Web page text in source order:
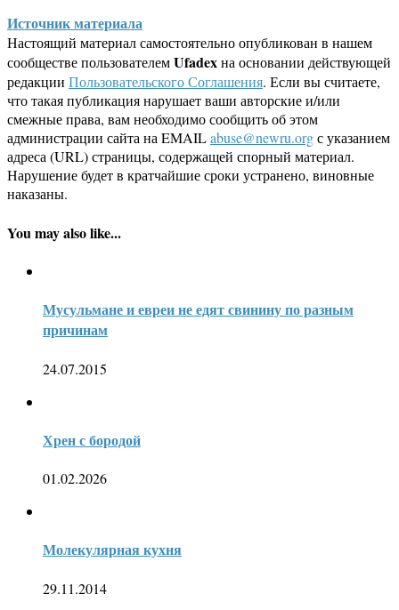
Источник материала
Настоящий материал самостоятельно опубликован в нашем
сообществе пользователемUfadexна основании действующей
редакции Пользовательского Соглашения. Если вы считаете,
что такая публикация нарушает ваши авторские и/или
смежные права, вам необходимо сообщить об этом
администрации сайта на EMAILabuse@newru.orgс указанием
адреса (URL) страницы, содержащей спорный материал.
Нарушение будет в кратчайшие сроки устранено, виновные
наказаны.
You may also like...
Мусульмане и евреи не едят свинину по разным
причинам
24.07.2015
Хрен с бородой
01.02.2026
Молекулярная кухня
29.11.2014